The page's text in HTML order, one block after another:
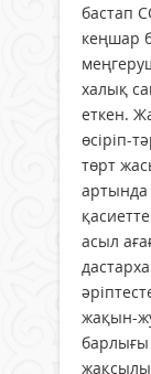
бастап
кеңшар
халық
еткен.
өсіріп-
төрт
артында
асыл
жақын-
барлығы